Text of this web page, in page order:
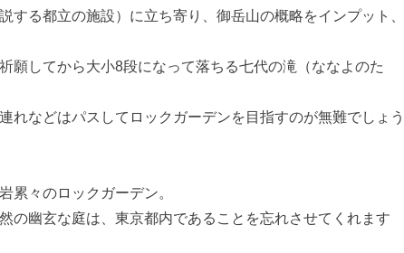
する都立の施設）に立ち寄り、御岳山の概略をインプット、
願してから大小8段になって落ちる七代の滝（ななよのた
れなどはパスしてロックガーデンを目指すのが無難でしょう
累々のロックガーデン。
の幽玄な庭は、東京都内であることを忘れさせてくれます